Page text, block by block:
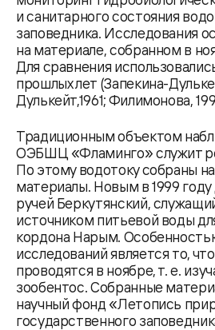
и санитарного состояния
заповедника. Исследования
на материале, собранном в
Для сравнения
прошлых лет (Запекина-
Дулькейт,1961; Филимонова,
Традиционным объектом
ОЭБШЦ «Фламинго» служит
По этому водотоку собраны
материалы. Новым в 1999 году
ручей Беркутянский,
источником питьевой воды
кордона Нарым.
исследований является то,
проводятся в ноябре, т. е.
зообентос. Собранные
научный фонд «Летопись
государственного